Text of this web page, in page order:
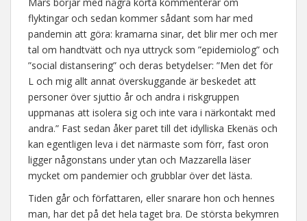
flyktingar och sedan kommer sådant som har med
pandemin att göra: kramarna sinar, det blir mer och mer
tal om handtvätt och nya uttryck som ”epidemiolog” och
”social distansering” och deras betydelser: ”Men det för
L och mig allt annat överskuggande är beskedet att
personer över sjuttio år och andra i riskgruppen
uppmanas att isolera sig och inte vara i närkontakt med
andra.” Fast sedan åker paret till det idylliska Ekenäs och
kan egentligen leva i det närmaste som förr, fast oron
ligger någonstans under ytan och Mazzarella läser
mycket om pandemier och grubblar över det lästa.
Tiden går och författaren, eller snarare hon och hennes
man, har det på det hela taget bra. De största bekymren